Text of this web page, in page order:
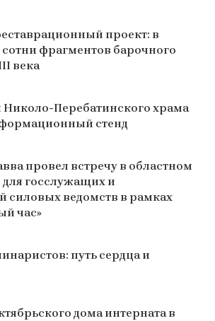
проект: в
сотни фрагментов барочного
века
Перебатинского храма
стенд
провел встречу в областном
для госслужащих и
силовых ведомств в рамках
час»
путь сердца и
дома интерната в